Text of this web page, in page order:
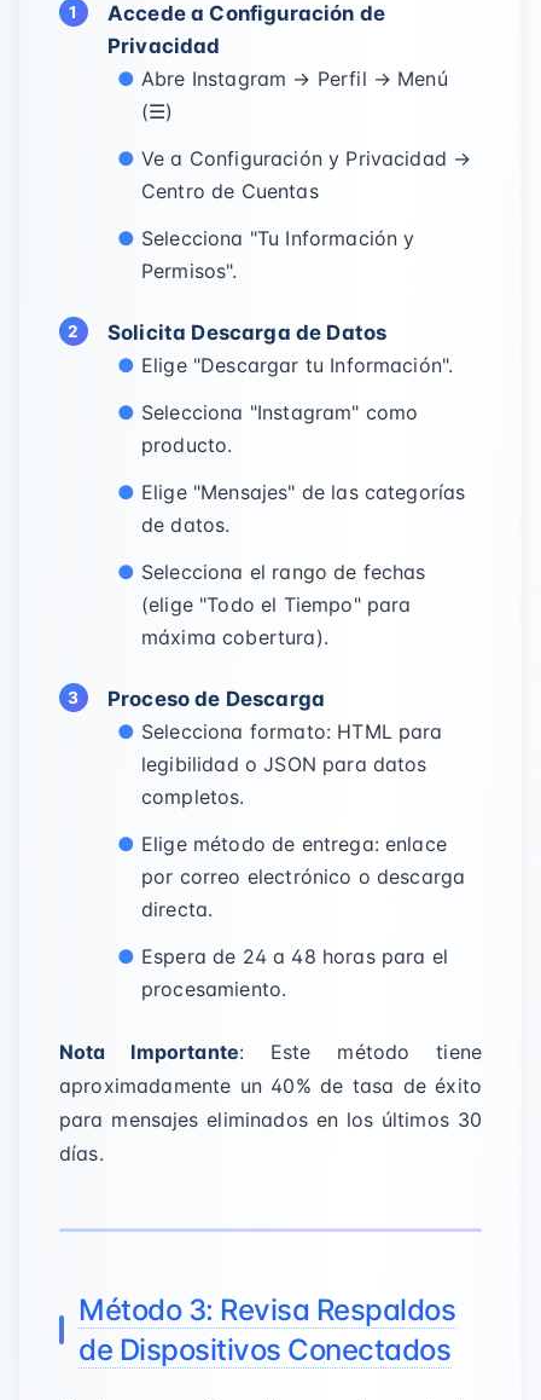
Accede a Configuración de
Privacidad
Abre Instagram → Perfil → Menú
(☰)
Ve a Configuración y Privacidad →
Centro de Cuentas
Selecciona "Tu Información y
Permisos".
Solicita Descarga de Datos
Elige "Descargar tu Información".
Selecciona "Instagram" como
producto.
Elige "Mensajes" de las categorías
de datos.
Selecciona el rango de fechas
(elige "Todo el Tiempo" para
máxima cobertura).
Proceso de Descarga
Selecciona formato: HTML para
legibilidad o JSON para datos
completos.
Elige método de entrega: enlace
por correo electrónico o descarga
directa.
Espera de 24 a 48 horas para el
procesamiento.
Nota Importante: Este método tiene
aproximadamente un 40% de tasa de éxito
para mensajes eliminados en los últimos 30
días.
Método 3: Revisa Respaldos
de Dispositivos Conectados